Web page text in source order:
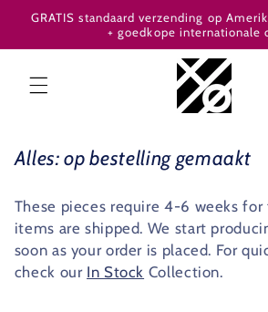
naar de
GRATIS standaard verzending op
+ goedkope internationale
C
l
l
e
c
Alles: op bestelling gemaakt
These pieces require 4-6 weeks
items are shipped. We start
soon as your order is placed. For
check our In Stock Collection.